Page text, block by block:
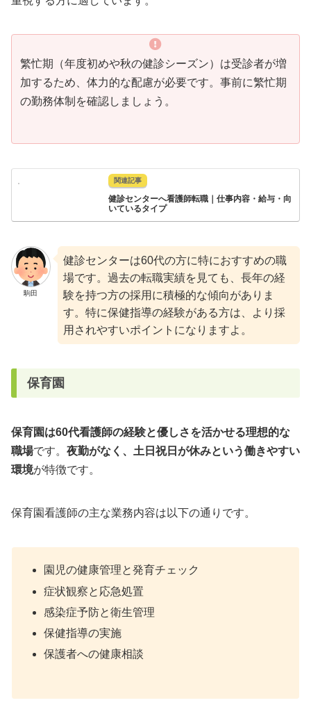
繁忙期（年度初めや秋の健診シーズン）は受診者が増
加するため、体力的な配慮が必要です。事前に繁忙期
の勤務体制を確認しましょう。
健診センターへ看護師転職｜仕事内容・給与・向
いているタイプ
駒田
健診センターは60代の方に特におすすめの職
場です。過去の転職実績を見ても、長年の経
験を持つ方の採用に積極的な傾向がありま
す。特に保健指導の経験がある方は、より採
用されやすいポイントになりますよ。
保育園
保育園は60代看護師の経験と優しさを活かせる理想的な
職場です。 夜勤がなく、土日祝日が休みという働きやすい
環境が特徴です。
保育園看護師の主な業務内容は以下の通りです。
園児の健康管理と発育チェック
症状観察と応急処置
感染症予防と衛生管理
保健指導の実施
保護者への健康相談